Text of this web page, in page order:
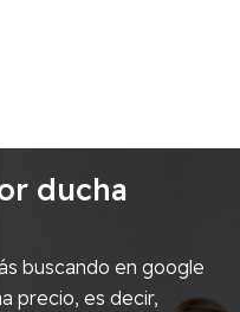
ducha
buscando en google
precio, es decir,